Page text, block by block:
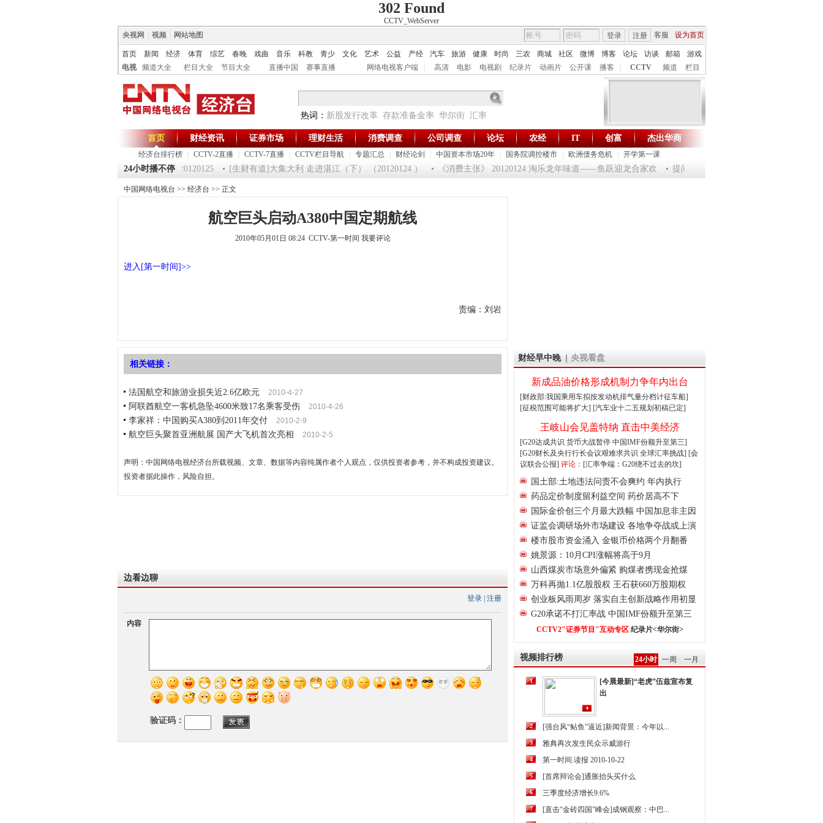
302 Found
CCTV_WebServer
央视网
视频 网站地图 客服 设为首页
登录 注册
首页 新闻 经济 体育 综艺 春晚 戏曲 音乐 科教 青少 文化 艺术 公益 产经 汽车 旅游 健康 时尚 三农 商城 社区 微博 博客 论坛 访谈 邮箱
游戏
电视
频道大全 栏目大全 节目大全 直播中国 赛事直播 网络电视客户端 高清 电影 电视剧 纪录片 动画片 公开课 播客 CCTV 频道 栏目
热词： 新股发行改革 存款准备金率 华尔街 汇率
财智生活 一键通达
首页
经济台排行榜 CCTV-2直播 CCTV-7直播 CCTV栏目导航 专题汇总 财经论剑 中国资本市场20年 国务院调控楼市 欧洲债务危机 开学第一课
财经资讯 证券市场 理财生活 消费调查 公司调查 论坛 农经 IT 创富 杰出华商
24小时播不停
《第一时间》 20120125 [生财有道]大集大利 走进湛江（下） （20120124 ） 《消费主张》 20120124 淘乐龙年味道——鱼跃迎龙合家欢 提问2012：机遇与悬念共存
中国网络电视台 >> 经济台 >> 正文
航空巨头启动A380中国定期航线
2010年05月01日 08:24 CCTV-第一时间 我要评论
进入[第一时间]>>
责编：刘岩
相关链接：
法国航空和旅游业损失近2.6亿欧元 2010-4-27
阿联酋航空一客机急坠4600米致17名乘客受伤 2010-4-26
李家祥：中国购买A380到2011年交付 2010-2-9
航空巨头聚首亚洲航展 国产大飞机首次亮相 2010-2-5
声明：中国网络电视经济台所载视频、文章、数据等内容纯属作者个人观点，仅供投资者参考，并不构成投资建议。
投资者据此操作，风险自担。
边看边聊
登录 注册
内容
验证码：
财经早中晚 央视看盘
新成品油价格形成机制力争年内出台
[财政部:我国乘用车拟按发动机排气量分档计征车船]
[征税范围可能将扩大] [汽车业十二五规划初稿已定]
王岐山会见盖特纳 直击中美经济
[G20达成共识 货币大战暂停 中国IMF份额升至第三]
[G20财长及央行行长会议艰难求共识 全球汇率挑战] [会
议联合公报] 评论： [汇率争端：G20绕不过去的坎]
国土部:土地违法问责不会爽约 年内执行
药品定价制度留利益空间 药价居高不下
国际金价创三个月最大跌幅 中国加息非主因
证监会调研场外市场建设 各地争夺战或上演
楼市股市资金涌入 金银币价格两个月翻番
姚景源：10月CPI涨幅将高于9月
山西煤炭市场意外偏紧 购煤者携现金抢煤
万科再抛1.1亿股股权 王石获660万股期权
创业板风雨周岁 落实自主创新战略作用初显
G20承诺不打汇率战 中国IMF份额升至第三
CCTV2"证券节目"互动专区 纪录片<华尔街>
视频排行榜 24小时 一周 一月
1
[今晨最新]“老虎”伍兹宣布复
出
2 [强台风“鲇鱼”逼近]新闻背景：今年以...
3 雅典再次发生民众示威游行
4 第一时间.读报 2010-10-22
5 [首席辩论会]通胀抬头买什么
6 三季度经济增长9.6%
7 [直击“金砖四国”峰会]成钢观察：中巴...